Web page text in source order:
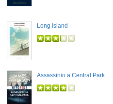
Long Island
Assassinio a Central Park